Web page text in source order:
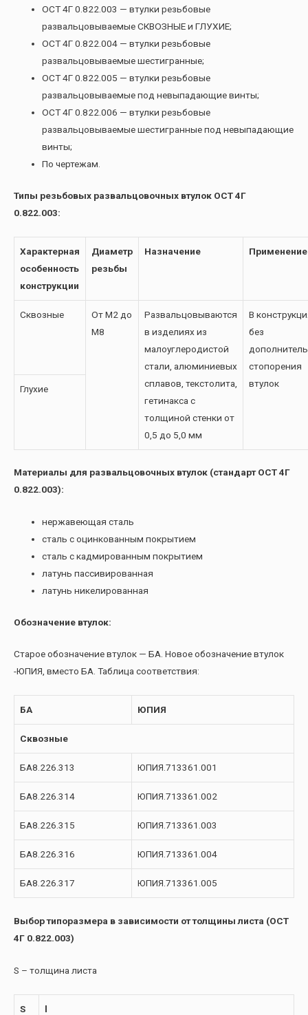
ОСТ 4Г 0.822.003 — втулки резьбовые
развальцовываемые СКВОЗНЫЕ и ГЛУХИЕ;
ОСТ 4Г 0.822.004 — втулки резьбовые
развальцовываемые шестигранные;
ОСТ 4Г 0.822.005 — втулки резьбовые
развальцовываемые под невыпадающие винты;
ОСТ 4Г 0.822.006 — втулки резьбовые
развальцовываемые шестигранные под невыпадающие
винты;
По чертежам.
Типы резьбовых развальцовочных втулок ОСТ 4Г
0.822.003:
Характерная
особенность
конструкции
Диаметр
резьбы
Назначение Применение
Сквозные
От М2 до
М8
Развальцовываются
в изделиях из
малоуглеродистой
стали, алюминиевых
сплавов, текстолита,
гетинакса с
толщиной стенки от
0,5 до 5,0 мм
В
без
стопорения
втулок
Глухие
Материалы для развальцовочных втулок (стандарт ОСТ 4Г
0.822.003):
нержавеющая сталь
сталь с оцинкованным покрытием
сталь с кадмированным покрытием
латунь пассивированная
латунь никелированная
Обозначение втулок:
Старое обозначение втулок — БА. Новое обозначение втулок
-ЮПИЯ, вместо БА. Таблица соответствия:
БА ЮПИЯ
Сквозные
БА8.226.313 ЮПИЯ.713361.001
БА8.226.314 ЮПИЯ.713361.002
БА8.226.315 ЮПИЯ.713361.003
БА8.226.316 ЮПИЯ.713361.004
БА8.226.317 ЮПИЯ.713361.005
Выбор типоразмера в зависимости от толщины листа (ОСТ
4Г 0.822.003)
S – толщина листа
S l